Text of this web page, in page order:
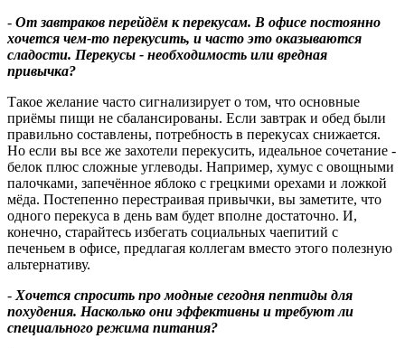
- От завтраков перейдём к перекусам. В офисе постоянно
хочется чем-то перекусить, и часто это оказываются
сладости. Перекусы - необходимость или вредная
привычка?
Такое желание часто сигнализирует о том, что основные
приёмы пищи не сбалансированы. Если завтрак и обед были
правильно составлены, потребность в перекусах снижается.
Но если вы все же захотели перекусить, идеальное сочетание -
белок плюс сложные углеводы. Например, хумус с овощными
палочками, запечённое яблоко с грецкими орехами и ложкой
мёда. Постепенно перестраивая привычки, вы заметите, что
одного перекуса в день вам будет вполне достаточно. И,
конечно, старайтесь избегать социальных чаепитий с
печеньем в офисе, предлагая коллегам вместо этого полезную
альтернативу.
- Хочется спросить про модные сегодня пептиды для
похудения. Насколько они эффективны и требуют ли
специального режима питания?